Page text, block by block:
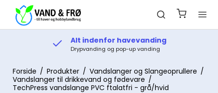
Alt indenfor havevanding
Drypvanding og pop-up vanding
Forside / Produkter / Vandslanger og Slangeoprullere /
Vandslanger til drikkevand og fødevare /
TechPress vandslange PVC ftalatfri - grå/hvid